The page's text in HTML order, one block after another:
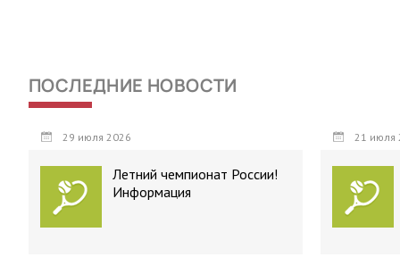
ПОСЛЕДНИЕ НОВОСТИ
29 июля 2026
Летний чемпионат России!
Информация
21 июля